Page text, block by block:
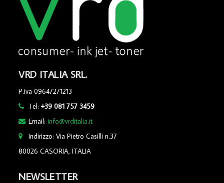
VRD ITALIA SRL.
P.iva 09647271213
Tel:+39 081 757 3459
Email:info@vrditalia.it
Indirizzo: Via Pietro Casilli n.37
80026 CASORIA, ITALIA
NEWSLETTER